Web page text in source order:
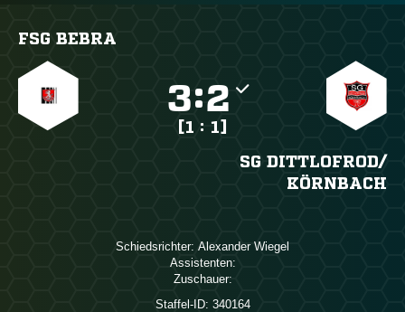
FSG BEBRA
:
[1 : 1]
SG DITTLOFROD/​
KÖRNBACH
Schiedsrichter:  
Assistenten:
Zuschauer:
Staffel-ID: 340164